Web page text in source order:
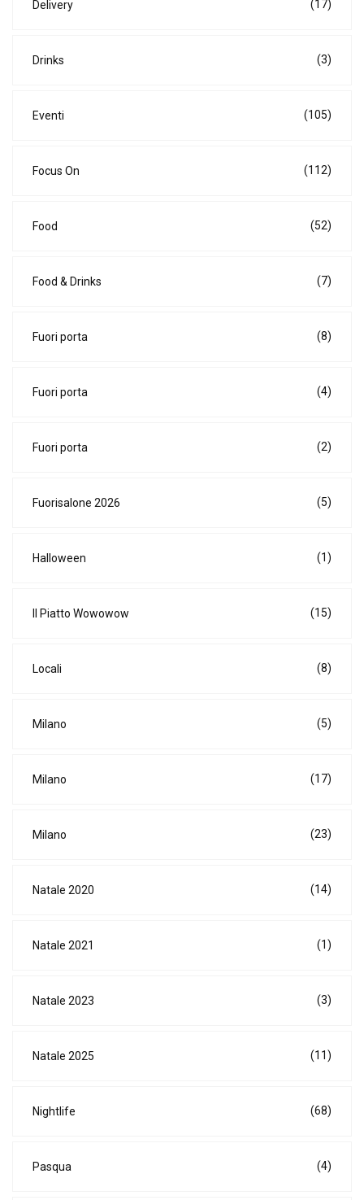
Delivery (17)
Drinks (3)
Eventi (105)
Focus On (112)
Food (52)
Food & Drinks (7)
Fuori porta (8)
Fuori porta (4)
Fuori porta (2)
Fuorisalone 2026 (5)
Halloween (1)
Il Piatto Wowowow (15)
Locali (8)
Milano (5)
Milano (17)
Milano (23)
Natale 2020 (14)
Natale 2021 (1)
Natale 2023 (3)
Natale 2025 (11)
Nightlife (68)
Pasqua (4)